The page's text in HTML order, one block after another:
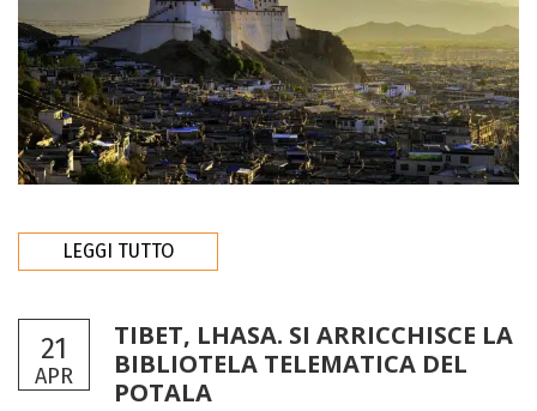
LEGGI TUTTO
21
APR
TIBET, LHASA. SI ARRICCHISCE LA
BIBLIOTELA TELEMATICA DEL
POTALA